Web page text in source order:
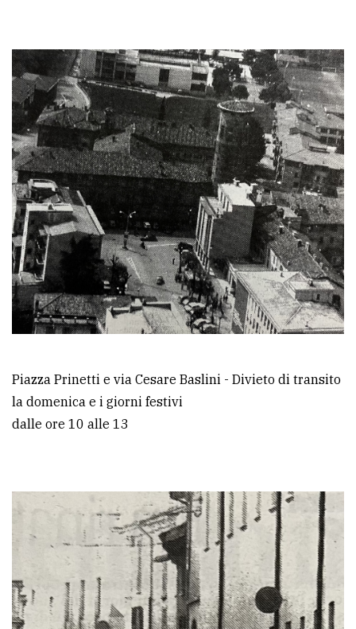
Piazza Prinetti e via Cesare Baslini - Divieto di transito
la domenica e i giorni festivi
dalle ore 10 alle 13